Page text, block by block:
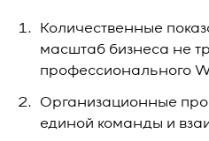
Количественные
масштаб бизнеса не
профессионального
Организационные
единой команды и